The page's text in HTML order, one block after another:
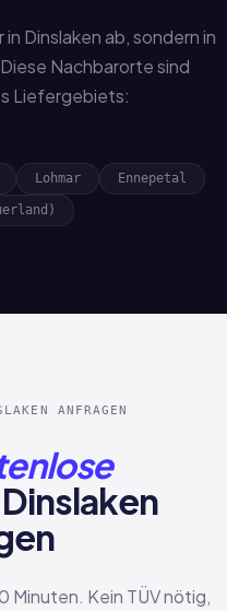
Dinslaken ab, sondern in
Nachbarorte sind
Liefergebiets:
Lohmar Ennepetal
ANFRAGEN
Minuten. Kein TÜV nötig,